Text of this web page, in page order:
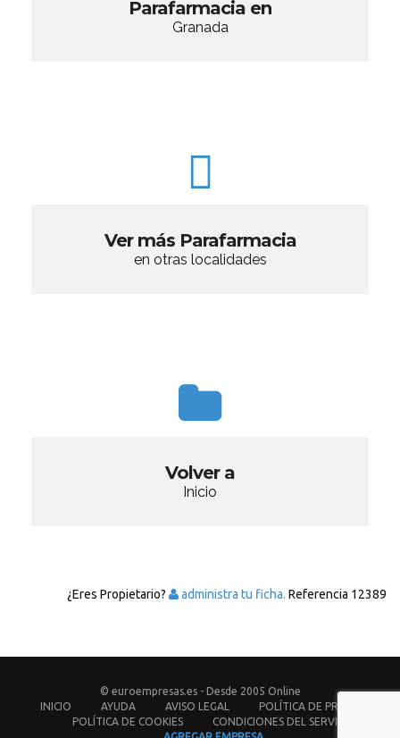
Parafarmacia en
Granada
Ver más Parafarmacia
en otras localidades
Volver a
Inicio
¿Eres Propietario? administra tu ficha. Referencia 12389
© euroempresas.es - Desde 2005 Online
INICIO
AYUDA AVISO LEGAL
POLÍTICA DE PRIVACIDAD
POLÍTICA DE COOKIES
CONDICIONES DEL SERVICIO